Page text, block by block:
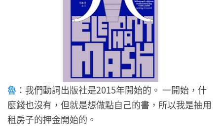
魯 ：我們動詞出版社是2015年開始的。 一開始，什
麼錢也沒有，但就是想做點自己的書，所以我是抽用
租房子的押金開始的。